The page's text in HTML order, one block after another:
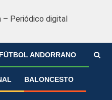
FÚTBOL ANDORRANO
BALONCESTO